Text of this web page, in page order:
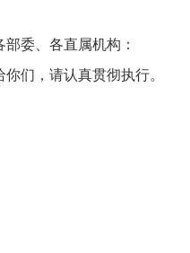
委、各直属机构：
们，请认真贯彻执行。